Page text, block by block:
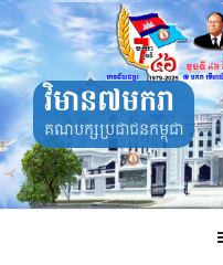
Skip
to
content
វិមាន៧មករា
គណបក្សប្រជាជនកម្ពុជា